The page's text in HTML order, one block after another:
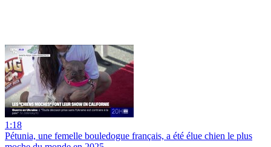
1:18
Pétunia, une femelle bouledogue français, a été élue chien le plus